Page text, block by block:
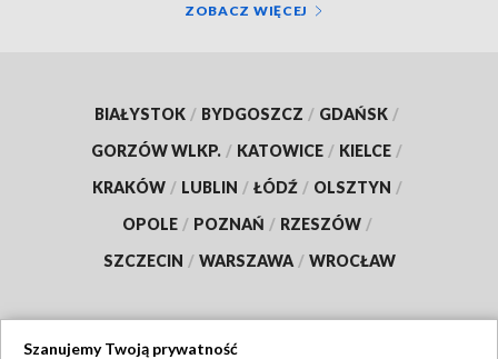
ZOBACZ WIĘCEJ
BIAŁYSTOK / BYDGOSZCZ / GDAŃSK /
GORZÓW WLKP. / KATOWICE / KIELCE /
KRAKÓW / LUBLIN / ŁÓDŹ / OLSZTYN /
OPOLE / POZNAŃ / RZESZÓW /
SZCZECIN / WARSZAWA / WROCŁAW
Szanujemy Twoją prywatność